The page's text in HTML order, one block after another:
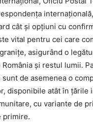
cât și opțiuni cu
vital pentru cei care
asigurând o
și restul lumii.
de asemenea o
disponibile atât în țările
cu variante de
primire.